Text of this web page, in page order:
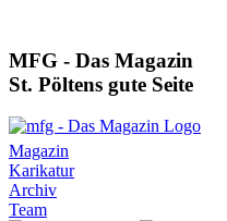
MFG - Das Magazin
St. Pöltens gute Seite
Magazin
Karikatur
Archiv
Team